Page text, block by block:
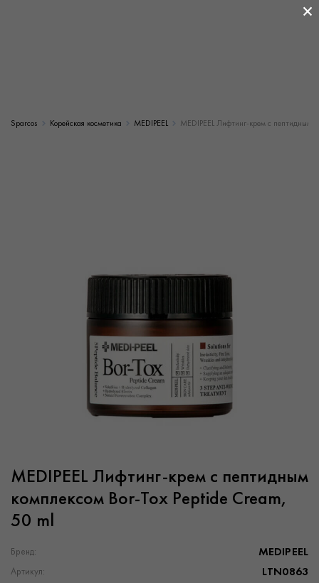
Sparcos Корейская косметика MEDIPEEL MEDIPEEL Лифтинг-крем с пептидным
MEDIPEEL Лифтинг-крем с пептидным
комплексом Bor-Tox Peptide Cream,
50 ml
Бренд: MEDIPEEL
Артикул: LTN0863
×